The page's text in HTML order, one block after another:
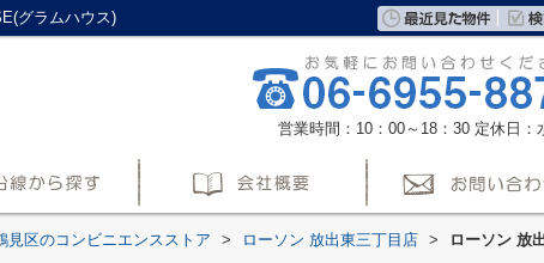
グラムハウス)
営業時間：10：00～18：30 定休日：
見区のコンビニエンスストア > ローソン 放出東三丁目店 >
ローソン 放